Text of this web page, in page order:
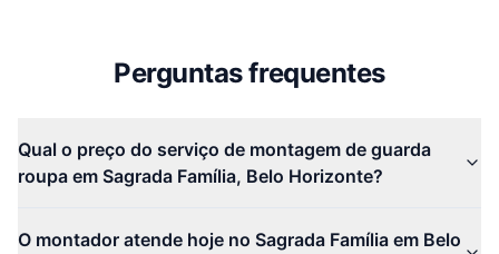
Perguntas frequentes
Qual o preço do serviço de montagem de guarda
roupa em Sagrada Família, Belo Horizonte?
O montador atende hoje no Sagrada Família em Belo